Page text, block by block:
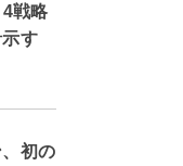
戦略
す
初の